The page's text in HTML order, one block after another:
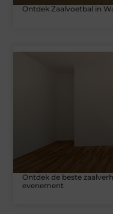
Ontdek Zaalvoetbal in
Ontdek de beste
evenement